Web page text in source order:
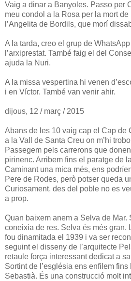
Vaig a dinar a Banyoles. Passo per
meu condol a la Rosa per la mort
l’Angelita de Bordils, que morí
A la tarda, creo el grup de
l’arxiprestat. També faig el del
ajuda la Nuri.
A la missa vespertina hi venen
i en Víctor. També van venir ahir.
dijous, 12 / març / 2015
Abans de les 10 vaig cap el Cap de
a la Vall de Santa Creu on m’hi
Passegem pels carrerons que
pirinenc. Arribem fins el paratge de
Caminant una mica més, ens
Pere de Rodes, però potser queda
Curiosament, des del poble no es
a prop.
Quan baixem anem a Selva de
coneixia de res. Selva és més gran.
fou dinamitada el 1939 i va ser
seguint el disseny de l’arquitecte
retaule força interessant dedicat a
Sortint de l’església ens enfilem fins
Sebastià. És una construcció molt